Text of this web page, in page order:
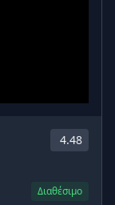
4.48
Διαθέσιμο